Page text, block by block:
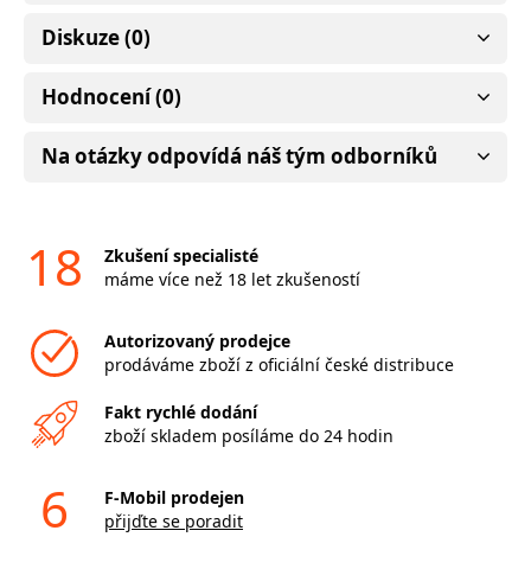
Diskuze (0)
Hodnocení (0)
Na otázky odpovídá náš tým odborníků
18
Zkušení specialisté
máme více než 18 let zkušeností
Autorizovaný prodejce
prodáváme zboží z oficiální české distribuce
Fakt rychlé dodání
zboží skladem posíláme do 24 hodin
6
F-Mobil prodejen
přijďte se poradit